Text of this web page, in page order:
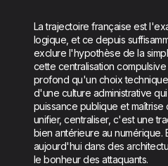
La trajectoire française est
logique, et ce depuis
exclure l'hypothèse de la
cette centralisation
profond qu'un choix
d'une culture administrative
puissance publique et maîtrise
unifier, centraliser, c'est une
bien antérieure au numérique.
aujourd'hui dans des
le bonheur des attaquants.